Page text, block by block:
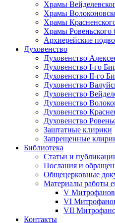
Храмы
Храмы
Храмы
Храмы Ровеньского
Архиерейские
Духовенство
Духовенство
Духовенство I-го
Духовенство II-го
Духовенство
Духовенство
Духовенство
Духовенство
Духовенство
Заштатные клирики
Запрещенные
Библиотека
Статьи и
Послания и
Общецерковные
Материалы работы
V
VI
VII
Контакты